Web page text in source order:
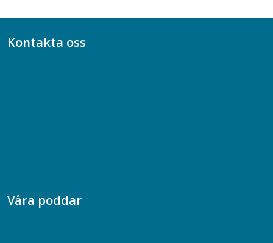
Kontakta oss
Våra poddar